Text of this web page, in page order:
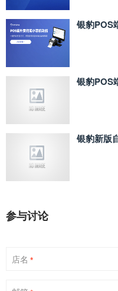
银豹POS
银豹POS
银豹新版
参与讨论
店名 *